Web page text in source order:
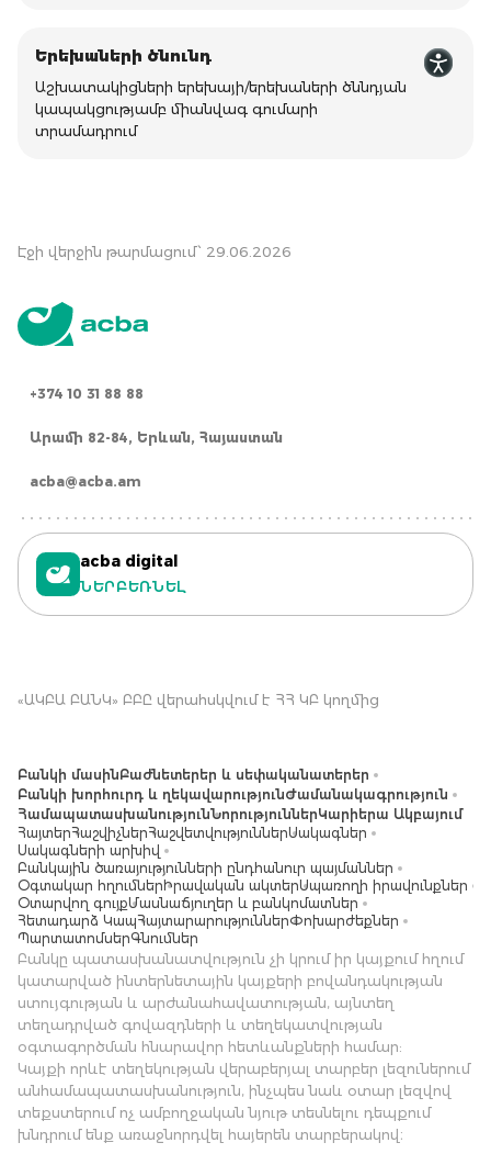
Երեխաների ծնունդ
Աշխատակիցների երեխայի/երեխաների ծննդյան
կապակցությամբ միանվագ գումարի
տրամադրում
Էջի վերջին թարմացում՝ 29.06.2026
+374 10 31 88 88
Արամի 82-84, Երևան, Հայաստան
acba@acba.am
acba digital
ՆԵՐԲԵՌՆԵԼ
«ԱԿԲԱ ԲԱՆԿ» ԲԲԸ վերահսկվում է ՀՀ ԿԲ կողմից
Բանկի մասինԲաժնետերեր և սեփականատերեր
Բանկի խորհուրդ և ղեկավարությունԺամանակագրություն
ՀամապատասխանությունՆորություններԿարիերա Ակբայում
ՀայտերՀաշվիչներՀաշվետվություններՍակագներ
Սակագների արխիվ
Բանկային ծառայությունների ընդհանուր պայմաններ
Օգտակար հղումներ Իրավական ակտերՍպառողի իրավունքներ
Օտարվող գույքՄասնաճյուղեր և բանկոմատներ
Հետադարձ ԿապՀայտարարություններՓոխարժեքներ
ՊարտատոմսերԳնումներ
Բանկը պատասխանատվություն չի կրում իր կայքում հղում
կատարված ինտերնետային կայքերի բովանդակության
ստույգության և արժանահավատության, այնտեղ
տեղադրված գովազդների և տեղեկատվության
օգտագործման հնարավոր հետևանքների համար:
Կայքի որևէ տեղեկության վերաբերյալ տարբեր լեզուներում
անհամապատասխանություն, ինչպես նաև օտար լեզվով
տեքստերում ոչ ամբողջական նյութ տեսնելու դեպքում
խնդրում ենք առաջնորդվել հայերեն տարբերակով։